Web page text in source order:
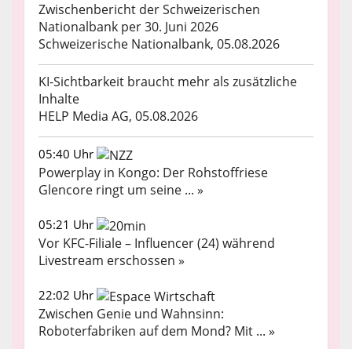
Zwischenbericht der Schweizerischen
Nationalbank per 30. Juni 2026
Schweizerische Nationalbank, 05.08.2026
KI-Sichtbarkeit braucht mehr als zusätzliche
Inhalte
HELP Media AG, 05.08.2026
05:40 Uhr
Powerplay in Kongo: Der Rohstoffriese
Glencore ringt um seine ... »
05:21 Uhr
Vor KFC-Filiale – Influencer (24) während
Livestream erschossen »
22:02 Uhr
Zwischen Genie und Wahnsinn:
Roboterfabriken auf dem Mond? Mit ... »